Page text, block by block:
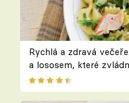
Rychlá a zdravá
a lososem, které